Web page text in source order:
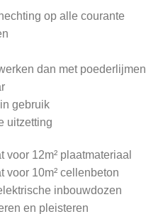
op alle courante
dan met poederlijmen
gebruik
uitzetting
voor 12m² plaatmateriaal
voor 10m² cellenbeton
inbouwdozen
en pleisteren